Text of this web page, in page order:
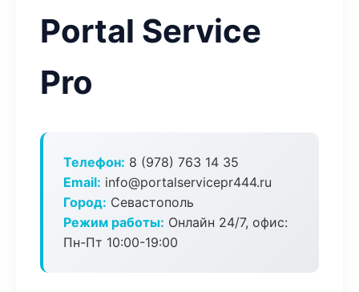
Portal Service
Pro
Телефон: 8 (978) 763 14 35
Email: info@portalservicepr444.ru
Город: Севастополь
Режим работы: Онлайн 24/7, офис:
Пн-Пт 10:00-19:00